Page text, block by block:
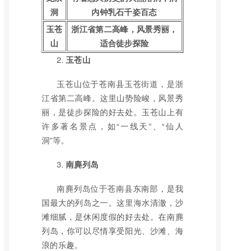
洞
内钟乳石千姿百态
玉苍
山
浙江省第二高峰，风景秀丽，
适合徒步探险
2. 玉苍山
玉苍山位于苍南县玉苍街道，是浙
江省第二高峰。这里山势险峻，风景秀
丽，是徒步探险的好去处。玉苍山上有
许多著名景点，如“一线天”、“仙人
洞”等。
3. 南麂列岛
南麂列岛位于苍南县东南部，是我
国最大的列岛之一。这里海水清澈，沙
滩细腻，是休闲度假的好去处。在南麂
列岛，你可以尽情享受阳光、沙滩、海
浪的乐趣。